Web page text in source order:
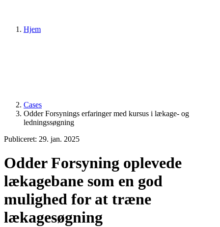
Hjem
Cases
Odder Forsynings erfaringer med kursus i lækage- og
ledningssøgning
Publiceret: 29. jan. 2025
Odder Forsyning oplevede
lækagebane som en god
mulighed for at træne
lækagesøgning